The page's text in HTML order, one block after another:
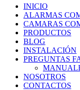
INICIO
ALARMAS
CAMARAS
PRODUCTOS
BLOG
INSTALACIÓN
PREGUNTAS
NOSOTROS
CONTACTOS